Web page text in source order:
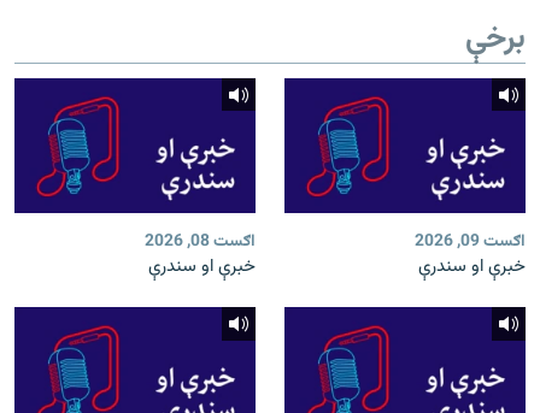
برخې
اګست 09, 2026
خبرې او سندرې
اګست 08, 2026
خبرې او سندرې